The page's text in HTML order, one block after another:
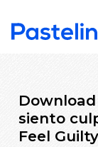
siento
Feel